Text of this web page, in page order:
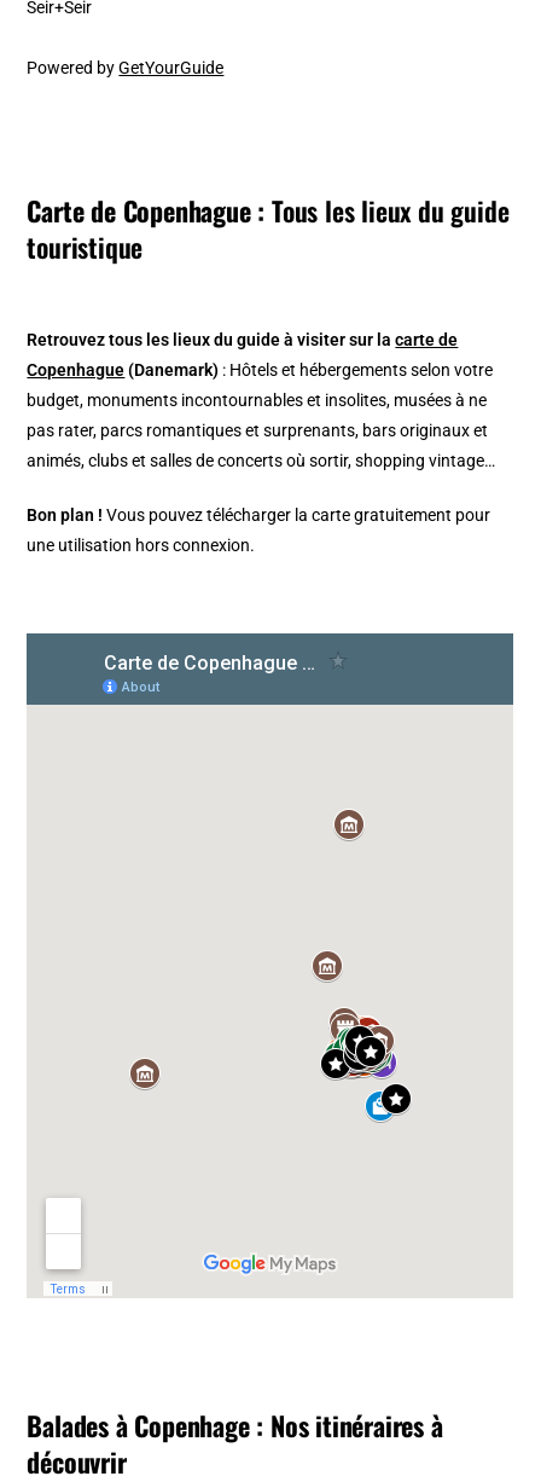
Seir+Seir
Powered byGetYourGuide
Carte de Copenhague :Tous les lieux du guide
touristique
Retrouvez tous les lieux du guide à visitersur lacarte de
Copenhague(Danemark) : Hôtels et hébergements selon votre
budget, monuments incontournables et insolites, musées à ne
pas rater, parcs romantiques et surprenants, bars originaux et
animés, clubs et salles de concerts où sortir, shopping vintage…
Bon plan ! Vous pouvez télécharger la carte gratuitement pour
une utilisation hors connexion.
Balades à Copenhage : Nos itinéraires à
découvrir